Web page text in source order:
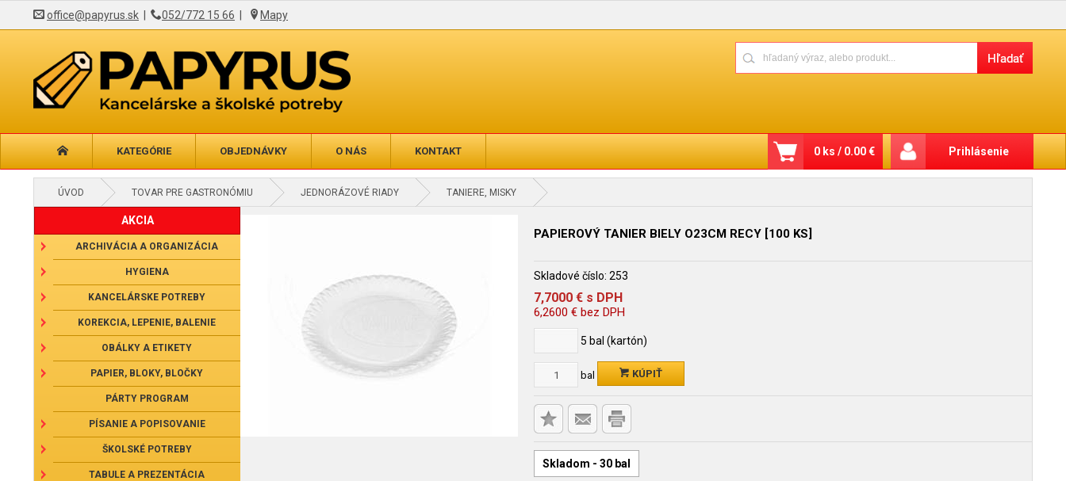
office@papyrus.sk 052/772 15 66 Mapy
KATEGÓRIE OBJEDNÁVKY O NÁS KONTAKT Prihlásenie
0 ks / 0.00 €
ÚVOD TOVAR PRE GASTRONÓMIU JEDNORÁZOVÉ RIADY TANIERE, MISKY
AKCIA
ARCHIVÁCIA A ORGANIZÁCIA
HYGIENA
KANCELÁRSKE POTREBY
KOREKCIA, LEPENIE, BALENIE
OBÁLKY A ETIKETY
PAPIER, BLOKY, BLOČKY
PÁRTY PROGRAM
PÍSANIE A POPISOVANIE
ŠKOLSKÉ POTREBY
TABULE A PREZENTÁCIA
PAPIEROVÝ TANIER BIELY O23CM RECY [100 KS]
Skladové číslo: 253
7,7000 € s DPH
6,2600 € bez DPH
5 bal (kartón)
bal KÚPIŤ
Skladom - 30 bal